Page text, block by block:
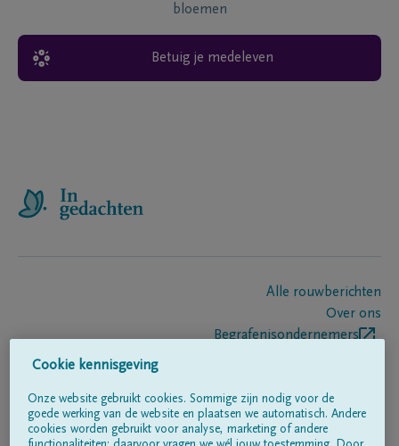
bloemen
Betuig je medeleven
Alle rouwberichten
Over ons
Begrafenisondernemers
Volg ons op
Cookie kennisgeving
Onze website gebruikt cookies. Sommige zijn nodig voor de
goede werking van de website en plaatsen we automatisch. Andere
cookies worden gebruikt voor analyse, marketing of andere